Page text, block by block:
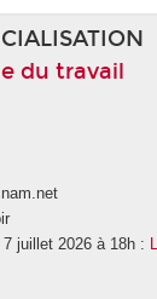
du travail
juillet 2026 à 18h :